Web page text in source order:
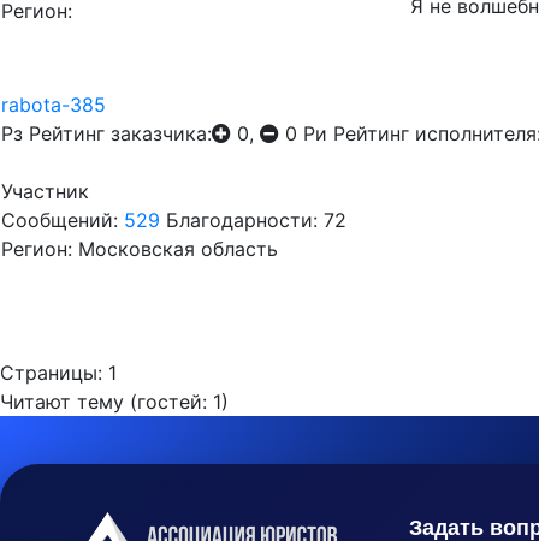
Регион:
Я не
rabota-385
Рз Рейтинг заказчика: 0, 0 Ри Рейтинг
Участник
Сообщений: 529 Благодарности: 72
Регион: Московская область
Страницы: 1
Читают тему (гостей: 1)
Задать